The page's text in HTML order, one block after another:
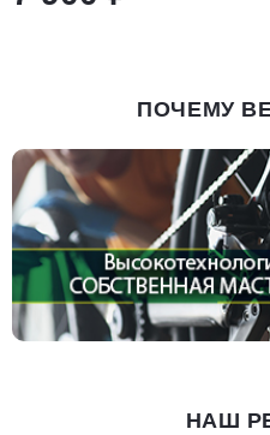
ПОЧЕМУ
НАШ